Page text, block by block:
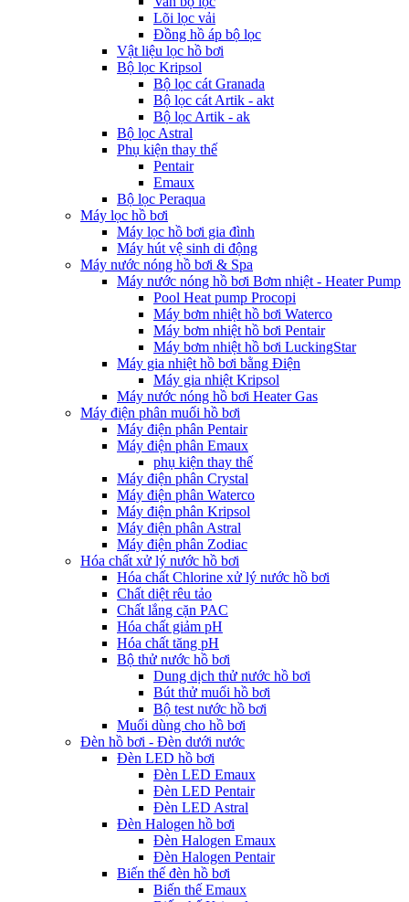
Lõi lọc vải
Đồng hồ áp bộ lọc
Vật liệu lọc hồ bơi
Bộ lọc Kripsol
Bộ lọc cát Granada
Bộ lọc cát Artik - akt
Bộ lọc Artik - ak
Bộ lọc Astral
Phụ kiện thay thế
Pentair
Emaux
Bộ lọc Peraqua
Máy lọc hồ bơi
Máy lọc hồ bơi gia đình
Máy hút vệ sinh di động
Máy nước nóng hồ bơi & Spa
Máy nước nóng hồ bơi Bơm nhiệt - Heater Pump
Pool Heat pump Procopi
Máy bơm nhiệt hồ bơi Waterco
Máy bơm nhiệt hồ bơi Pentair
Máy bơm nhiệt hồ bơi LuckingStar
Máy gia nhiệt hồ bơi bằng Điện
Máy gia nhiệt Kripsol
Máy nước nóng hồ bơi Heater Gas
Máy điện phân muối hồ bơi
Máy điện phân Pentair
Máy điện phân Emaux
phụ kiện thay thế
Máy điện phân Crystal
Máy điện phân Waterco
Máy điện phân Kripsol
Máy điện phân Astral
Máy điện phân Zodiac
Hóa chất xử lý nước hồ bơi
Hóa chất Chlorine xử lý nước hồ bơi
Chất diệt rêu tảo
Chất lắng cặn PAC
Hóa chất giảm pH
Hóa chất tăng pH
Bộ thử nước hồ bơi
Dung dịch thử nước hồ bơi
Bút thử muối hồ bơi
Bộ test nước hồ bơi
Muối dùng cho hồ bơi
Đèn hồ bơi - Đèn dưới nước
Đèn LED hồ bơi
Đèn LED Emaux
Đèn LED Pentair
Đèn LED Astral
Đèn Halogen hồ bơi
Đèn Halogen Emaux
Đèn Halogen Pentair
Biến thế đèn hồ bơi
Biến thế Emaux